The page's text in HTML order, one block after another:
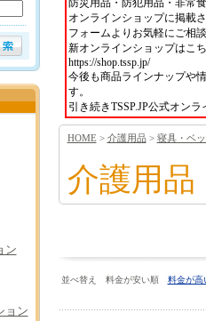
防災用品・防犯用品・非常
オンラインショップに掲載
フォームよりお気軽にご相談
新オンラインショップはこ
https://shop.tssp.jp/
今後も商品ラインナップや
す。
引き続きTSSP.JP公式オン
HOME > 介護用品> 寝具・ベ
介護用品
並べ替え 料金が安い順 料金が高
ン
ョン